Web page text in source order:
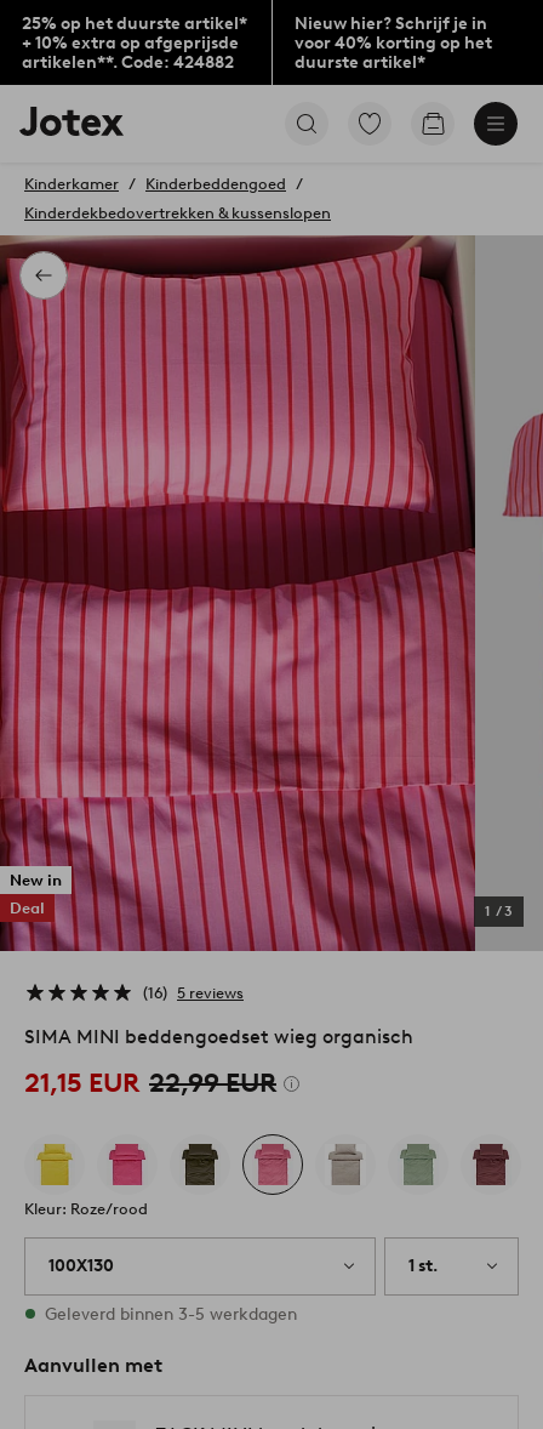
25% op het duurste artikel*
+ 10% extra op afgeprijsde
artikelen**. Code: 424882
Nieuw hier? Schrijf je in
voor 40% korting op het
duurste artikel*
Jotex
logo
go
to
the
home
page
Ga
Go
Terug
Kinderkamer
Kinderbeddengoed
Kinderdekbedovertrekken & kussenslopen
New in
Deal
1 /3
16 5 reviews
SIMA MINI beddengoedset wieg organisch
21,15 EUR 22,99 EUR
Kleur: Roze/rood
100X130 1 st.
Op voorraad
Geleverd binnen 3-5 werkdagen
Aanvullen met